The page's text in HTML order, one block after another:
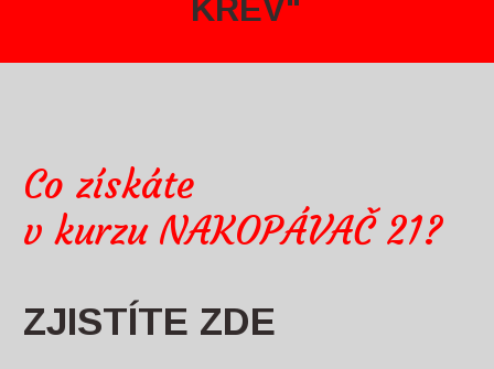
KREV"
Co získáte
v kurzu NAKOPÁVAČ 21?
ZJISTÍTE ZDE